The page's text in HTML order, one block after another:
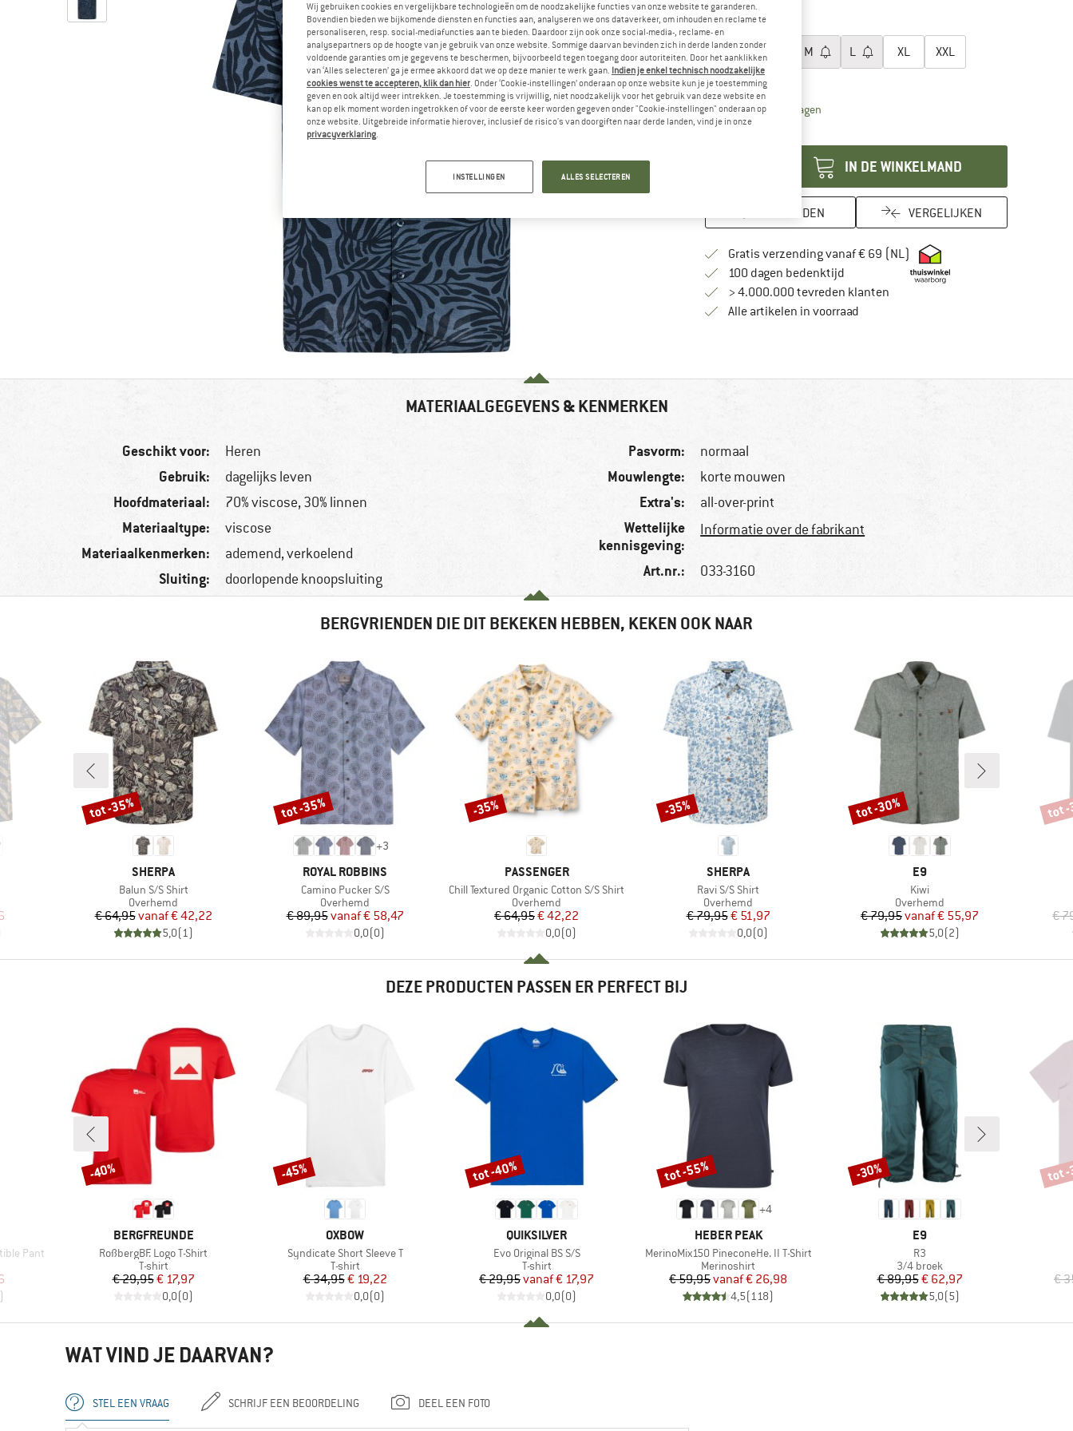
-25%
Kies een maat:
XS M L XL XXL
Maattabel
Levertijd: 3-5 werkdagenDe link wordt geopend in een infovak en bevat
Aantal:
IN DE WINKELMAND
ONTHOUDEN VERGELIJKEN
Gratis verzending vanaf € 69 (NL) Vind hier de
100 dagen bedenktijdVind de betalingsinformatie hier! Opent in
> 4.000.000 tevreden klanten
Alle artikelen in voorraad
MATERIAALGEGEVENS & KENMERKEN
Geschikt voor: Heren
Gebruik: dagelijks leven
Hoofdmateriaal: 70% viscose, 30% linnen
Materiaaltype: viscose
Materiaalkenmerken: ademend, verkoelend
Sluiting: doorlopende knoopsluiting
Pasvorm: normaal
Mouwlengte: korte mouwen
Extra's: all-over-print
Wettelijke
kennisgeving:
Informatie over de fabrikant
Art.nr.: 033-3160
BERGVRIENDEN DIE DIT BEKEKEN HEBBEN, KEKEN OOK NAAR
prijs
MERK
SHERPA
Artikel
Balun S/S Shirt
Productgroep
Overhemd
Prijs
€ 64,95 Verlaagde prijs
vanaf€ 42,22
5,0(1)
Korting
tot -35%
+3
MERK
ROYAL ROBBINS
Artikel
Camino Pucker S/S
Productgroep
Overhemd
Prijs
€ 89,95 Verlaagde prijs
vanaf€ 58,47
0,0(0)
Korting
tot -35%
MERK
PASSENGER
Artikel
Chill Textured Organic Cotton S/S Shirt
Productgroep
Overhemd
Prijs
€ 64,95Verlaagde prijs
€ 42,22
0,0(0)
Korting
-35%
MERK
SHERPA
Artikel
Ravi S/S Shirt
Productgroep
Overhemd
Prijs
€ 79,95Verlaagde prijs
€ 51,97
0,0(0)
Korting
-35%
MERK
E9
Artikel
Kiwi
Productgroep
Overhemd
Prijs
€ 79,95 Verlaagde prijs
vanaf€ 55,97
5,0(2)
Korting
tot -30%
€
tot
DEZE PRODUCTEN PASSEN ER PERFECT BIJ
Pant
prijs
MERK
BERGFREUNDE
Artikel
RoßbergBF. Logo T-Shirt
Productgroep
T-shirt
Prijs
€ 29,95Verlaagde prijs
€ 17,97
0,0(0)
Korting
-40%
MERK
OXBOW
Artikel
Syndicate Short Sleeve T
Productgroep
T-shirt
Prijs
€ 34,95Verlaagde prijs
€ 19,22
0,0(0)
Korting
-45%
MERK
QUIKSILVER
Artikel
Evo Original BS S/S
Productgroep
T-shirt
Prijs
€ 29,95 Verlaagde prijs
vanaf€ 17,97
0,0(0)
Korting
tot -40%
+4
MERK
HEBER PEAK
Artikel
MerinoMix150 PineconeHe. II T-Shirt
Productgroep
Merinoshirt
Prijs
€ 59,95 Verlaagde prijs
vanaf€ 26,98
4,5(118)
Korting
tot -55%
MERK
E9
Artikel
R3
Productgroep
3/4 broek
Prijs
€ 89,95Verlaagde prijs
€ 62,97
5,0(5)
Korting
-30%
€
tot
WAT VIND JE DAARVAN?
STEL EEN VRAAG SCHRIJF EEN BEOORDELING DEEL EEN FOTO
Wij gebruiken cookies en vergelijkbare technologieën om de noodzakelijke functies van onze website te garanderen.
Bovendien bieden we bijkomende diensten en functies aan, analyseren we ons dataverkeer, om inhouden en reclame te
personaliseren, resp. social-mediafuncties aan te bieden. Daardoor zijn ook onze social-media-, reclame- en
analysepartners op de hoogte van je gebruik van onze website. Sommige daarvan bevinden zich in derde landen zonder
voldoende garanties om je gegevens te beschermen, bijvoorbeeld tegen toegang door autoriteiten. Door het aanklikken
van ‘Alles selecteren’ ga je ermee akkoord dat we op deze manier te werk gaan. Indien je enkel technisch noodzakelijke
cookies wenst te accepteren, klik dan hier . Onder ‘Cookie-instellingen’ onderaan op onze website kun je je toestemming
geven en ook altijd weer intrekken. Je toestemming is vrijwillig, niet noodzakelijk voor het gebruik van deze website en
kan op elk moment worden ingetrokken of voor de eerste keer worden gegeven onder "Cookie-instellingen" onderaan op
onze website. Uitgebreide informatie hierover, inclusief de risico's van doorgiften naar derde landen, vind je in onze
privacyverklaring
INSTELLINGEN ALLES SELECTEREN